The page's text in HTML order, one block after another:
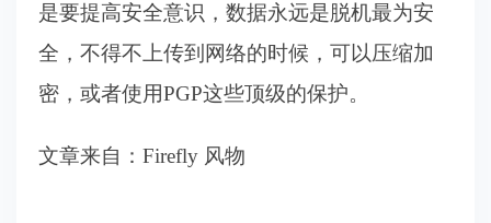
是要提高安全意识，数据永远是脱机最为安
全，不得不上传到网络的时候，可以压缩加
密，或者使用PGP这些顶级的保护。
文章来自：Firefly 风物